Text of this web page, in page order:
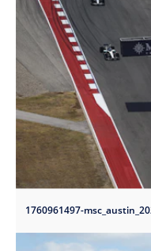
1760961497-